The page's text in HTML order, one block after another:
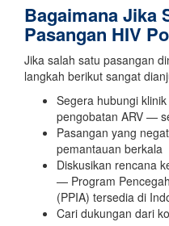
Bagaimana Jika
Pasangan HIV
Jika salah satu pasangan
langkah berikut sangat
Segera hubungi
pengobatan ARV —
Pasangan yang
pemantauan berkala
Diskusikan rencana
— Program
(PPIA) tersedia di
Cari dukungan dari